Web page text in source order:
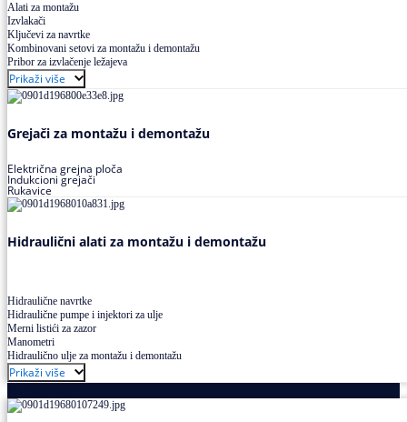
Alati za montažu
Izvlakači
Ključevi za navrtke
Kombinovani setovi za montažu i demontažu
Pribor za izvlačenje ležajeva
Prikaži više
Grejači za montažu i demontažu
Električna grejna ploča
Indukcioni grejači
Rukavice
Hidraulični alati za montažu i demontažu
Hidraulične navrtke
Hidraulične pumpe i injektori za ulje
Merni listići za zazor
Manometri
Hidraulično ulje za montažu i demontažu
Prikaži više